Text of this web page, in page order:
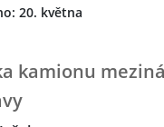
20. května
kamionu